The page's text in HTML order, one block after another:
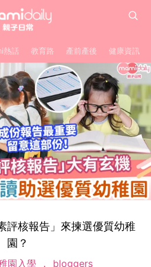
熱話 教育路 產前產後 健康資訊
評核報告」來揀選優質幼稚
園？
園入學 bloggers